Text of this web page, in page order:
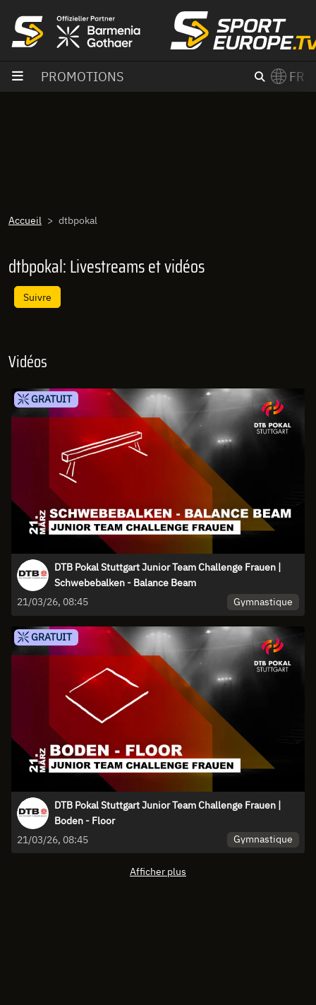
PROMOTIONS FR
Accueil dtbpokal
dtbpokal: Livestreams et vidéos
Suivre
Vidéos
GRATUIT
DTB Pokal Stuttgart Junior Team Challenge Frauen |
Schwebebalken - Balance Beam
21/03/26, 08:45
Gymnastique
GRATUIT
DTB Pokal Stuttgart Junior Team Challenge Frauen |
Boden - Floor
21/03/26, 08:45
Gymnastique
Afficher plus